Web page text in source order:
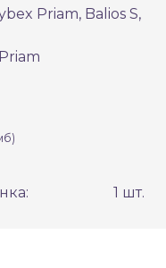
Priam, Balios S,
1 шт.